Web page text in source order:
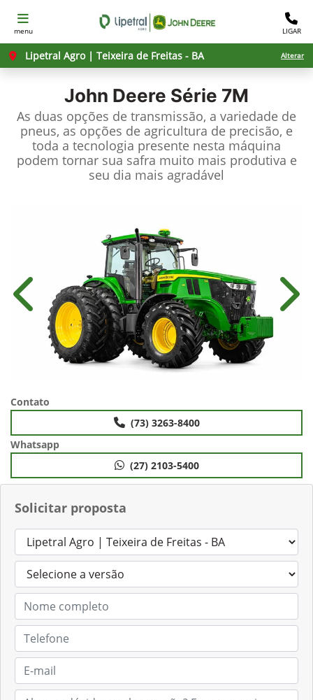
menu LIGAR
Lipetral Agro | Teixeira de Freitas - BA Alterar
John Deere Série 7M
As duas opções de transmissão, a variedade de
pneus, as opções de agricultura de precisão, e
toda a tecnologia presente nesta máquina
podem tornar sua safra muito mais produtiva e
seu dia mais agradável
Solicitar proposta
Anterior
Contato
(73) 3263-8400
Whatsapp
(27) 2103-5400